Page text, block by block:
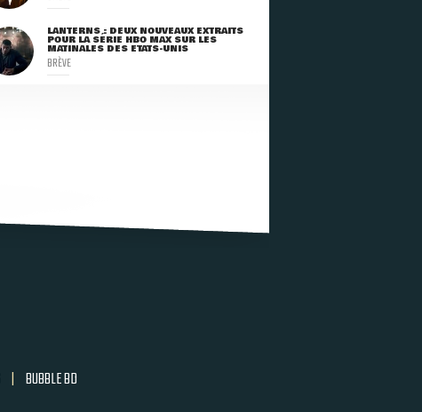
LANTERNS : DEUX NOUVEAUX EXTRAITS
POUR LA SÉRIE HBO MAX SUR LES
MATINALES DES ETATS-UNIS
BRÈVE
| BUBBLE BD